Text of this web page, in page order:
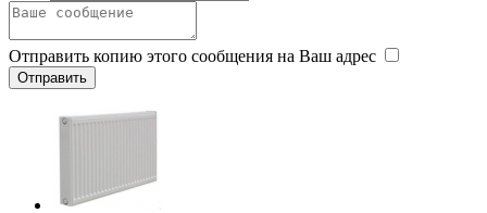
Отправить копию этого сообщения на Ваш адрес